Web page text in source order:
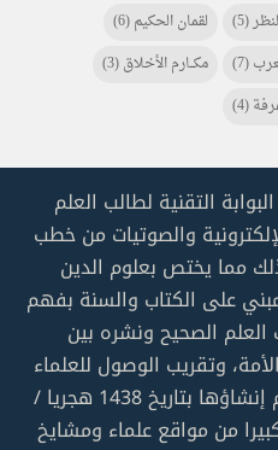
(5) لقمان الحكيم(6)
(7) مكـــارم الأخلاق(3)
(4)
التقنية لطالب العلم
والصوتيات من خطب
مما يختص بعلوم الدين
على الكتاب والسنة بفهم
الصحيح ونشره بين
وتقريب الوصول للعلماء
والمشايخ والتلقي منهم. تم إنشاؤها بتاريخ 1438 هجريا /
كبيرا من مواقع علماء ومشايخ